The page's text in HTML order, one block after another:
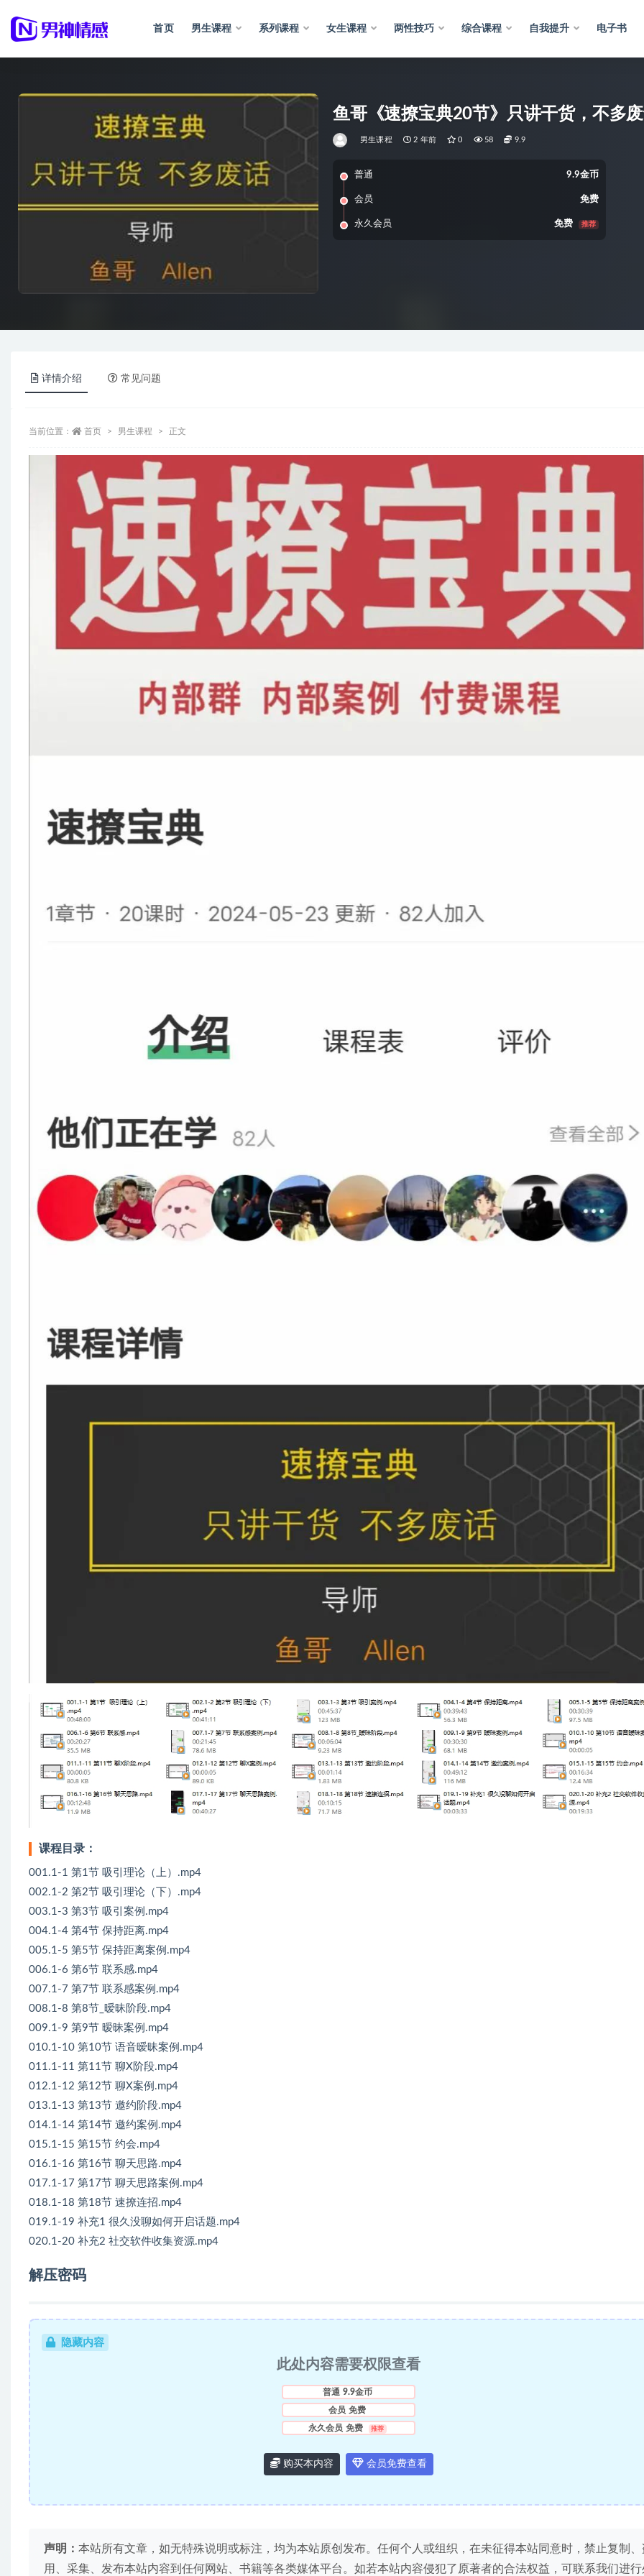
首页 男生课程 系列课程 女生课程 两性技巧 综合课程 自我提升 电子书
鱼哥《速撩宝典20节》只讲干货，不多
男生课程 2 年前 0 58 9.9
普通 9.9金币
会员 免费
永久会员 免费 推荐
详情介绍 常见问题
当前位置： 首页 男生课程 正文
课程目录：
001.1-1 第1节 吸引理论（上）.mp4
002.1-2 第2节 吸引理论（下）.mp4
003.1-3 第3节 吸引案例.mp4
004.1-4 第4节 保持距离.mp4
005.1-5 第5节 保持距离案例.mp4
006.1-6 第6节 联系感.mp4
007.1-7 第7节 联系感案例.mp4
008.1-8 第8节_暧昧阶段.mp4
009.1-9 第9节 暧昧案例.mp4
010.1-10 第10节 语音暧昧案例.mp4
011.1-11 第11节 聊X阶段.mp4
012.1-12 第12节 聊X案例.mp4
013.1-13 第13节 邀约阶段.mp4
014.1-14 第14节 邀约案例.mp4
015.1-15 第15节 约会.mp4
016.1-16 第16节 聊天思路.mp4
017.1-17 第17节 聊天思路案例.mp4
018.1-18 第18节 速撩连招.mp4
019.1-19 补充1 很久没聊如何开启话题.mp4
020.1-20 补充2 社交软件收集资源.mp4
解压密码
隐藏内容
此处内容需要权限查看
普通 9.9金币
会员 免费
永久会员 免费 推荐
购买本内容 会员免费查看
声明： 本站所有文章，如无特殊说明或标注，均为本站原创发布。任何个人或组织，在未征得本站同意时，禁止复制、
用、采集、发布本站内容到任何网站、书籍等各类媒体平台。如若本站内容侵犯了原著者的合法权益，可联系我们进行